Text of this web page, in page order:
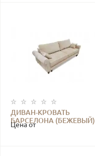
ДИВАН-КРОВАТЬ
БАРСЕЛОНА (БЕЖЕВЫЙ)
Цена от